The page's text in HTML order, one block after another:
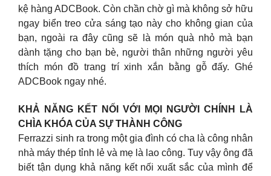
kệ hàng ADCBook. Còn chần chờ gì mà không sở hữu
ngay biển treo cửa sáng tạo này cho không gian của
bạn, ngoài ra đây cũng sẽ là món quà nhỏ mà bạn
dành tặng cho bạn bè, người thân những người yêu
thích món đồ trang trí xinh xắn bằng gỗ đấy. Ghé
ADCBook ngay nhé.
KHẢ NĂNG KẾT NỐI VỚI MỌI NGƯỜI CHÍNH LÀ
CHÌA KHÓA CỦA SỰ THÀNH CÔNG
Ferrazzi sinh ra trong một gia đình có cha là công nhân
nhà máy thép tỉnh lẻ và mẹ là lao công. Tuy vậy ông đã
biết tận dụng khả năng kết nối xuất sắc của mình để